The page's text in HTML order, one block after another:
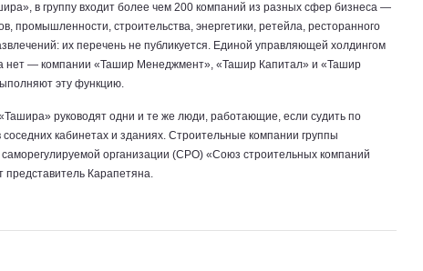
в группу входит более чем 200 компаний из разных сфер бизнеса —
промышленности, строительства, энергетики, ретейла, ресторанного
их перечень не публикуется. Единой управляющей холдингом
нет — компании «Ташир Менеджмент», «Ташир Капитал» и «Ташир
эту функцию.
руководят одни и те же люди, работающие, если судить по
соседних кабинетах и зданиях. Строительные компании группы
организации (СРО) «Союз строительных компаний
Карапетяна.